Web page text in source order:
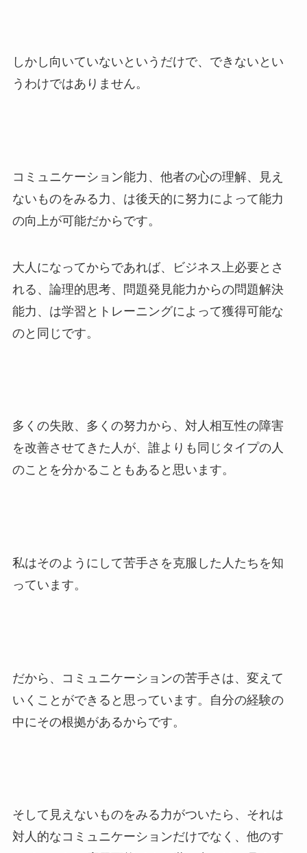
しかし向いていないというだけで、できないとい
うわけではありません。
コミュニケーション能力、他者の心の理解、見え
ないものをみる力、は後天的に努力によって能力
の向上が可能だからです。
大人になってからであれば、ビジネス上必要とさ
れる、論理的思考、問題発見能力からの問題解決
能力、は学習とトレーニングによって獲得可能な
のと同じです。
多くの失敗、多くの努力から、対人相互性の障害
を改善させてきた人が、誰よりも同じタイプの人
のことを分かることもあると思います。
私はそのようにして苦手さを克服した人たちを知
っています。
だから、コミュニケーションの苦手さは、変えて
いくことができると思っています。自分の経験の
中にその根拠があるからです。
そして見えないものをみる力がついたら、それは
対人的なコミュニケーションだけでなく、他のす